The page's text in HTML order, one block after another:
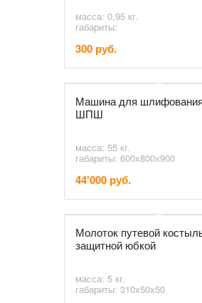
масса: 0,95 кг.
габариты:
300 руб.
Машина для
ШПШ
масса: 55 кг.
габариты: 600х800х900
44'000 руб.
Молоток путевой
защитной юбкой
масса: 5 кг.
габариты: 310х50х50